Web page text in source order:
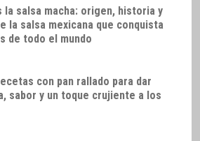
la salsa macha: origen, historia y
la salsa mexicana que conquista
de todo el mundo
con pan rallado para dar
sabor y un toque crujiente a los